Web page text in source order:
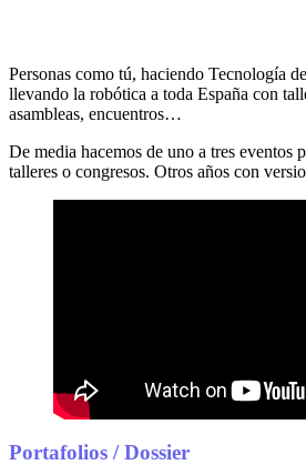
Personas como tú, haciendo Tecnología
llevando la robótica a toda España con
asambleas, encuentros…
De media hacemos de uno a tres eventos
talleres o congresos. Otros años con
Portafolios / Dossier